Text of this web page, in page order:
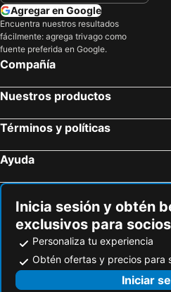
Agregar en Google
Encuentra nuestros resultados
fácilmente: agrega trivago como
fuente preferida en Google.
Compañía
Nuestros productos
Términos y políticas
Ayuda
Inicia sesión y obtén
exclusivos para socios
Personaliza tu experiencia
Obtén ofertas y precios para
Iniciar